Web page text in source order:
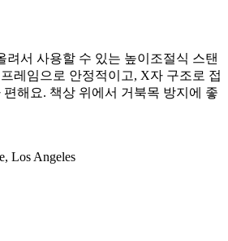
려서 사용할 수 있는 높이조절식 스탠
레임으로 안정적이고, X자 구조로 접
해요. 책상 위에서 거북목 방지에 좋
Los Angeles